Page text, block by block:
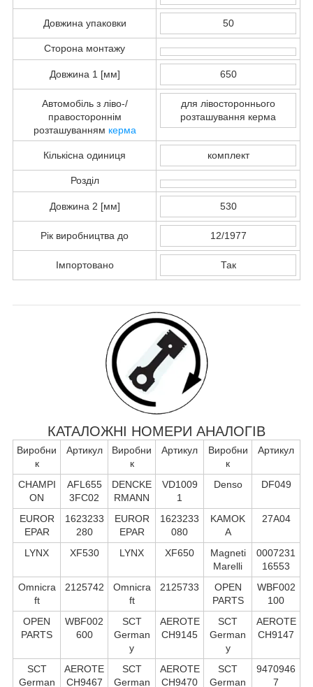
Довжина упаковки 50
Сторона монтажу
Довжина 1 [мм] 650
Автомобіль з ліво-/
правостороннім
розташуванням керма
для лівостороннього
розташування керма
Кількісна одиниця комплект
Розділ
Довжина 2 [мм] 530
Рік виробництва до 12/1977
Імпортовано Так
КАТАЛОЖНІ НОМЕРИ АНАЛОГІВ
Виробни
к
Артикул
Виробни
к
Артикул
Виробни
к
Артикул
CHAMPI
ON
AFL655
3FC02
DENCKE
RMANN
VD1009
1
Denso DF049
EUROR
EPAR
1623233
280
EUROR
EPAR
1623233
080
KAMOK
A
27A04
LYNX XF530 LYNX XF650
Magneti
Marelli
0007231
16553
Omnicra
ft
2125742
Omnicra
ft
2125733
OPEN
PARTS
WBF002
100
OPEN
PARTS
WBF002
600
SCT
German
y
AEROTE
CH9145
SCT
German
y
AEROTE
CH9147
SCT
German
AEROTE
CH9467
SCT
German
AEROTE
CH9470
SCT
German
9470946
7